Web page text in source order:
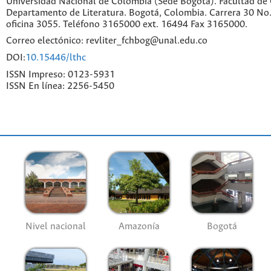
Departamento de Literatura. Bogotá, Colombia. Carrera 30
oficina 3055. Teléfono 3165000 ext. 16494 Fax 3165000.
Correo electónico: revliter_fchbog@unal.edu.co
DOI:10.15446/lthc
ISSN Impreso: 0123-5931
ISSN En línea: 2256-5450
Nivel nacional Amazonía Bogotá